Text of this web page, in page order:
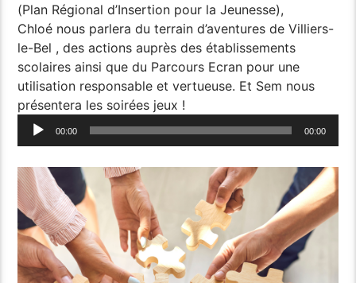
(Plan Régional d’Insertion pour la Jeunesse),
Chloé nous parlera du terrain d’aventures de Villiers-
le-Bel , des actions auprès des établissements
scolaires ainsi que du Parcours Ecran pour une
utilisation responsable et vertueuse. Et Sem nous
présentera les soirées jeux !
Lecteur00:00 00:00